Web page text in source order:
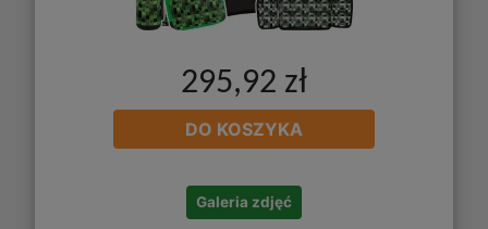
295,92 zł
DO KOSZYKA
Galeria zdjęć